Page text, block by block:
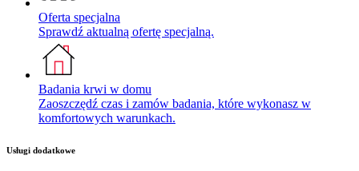
Oferta specjalna
Sprawdź aktualną ofertę specjalną.
Badania krwi w domu
Zaoszczędź czas i zamów badania, które wykonasz w
komfortowych warunkach.
Usługi dodatkowe